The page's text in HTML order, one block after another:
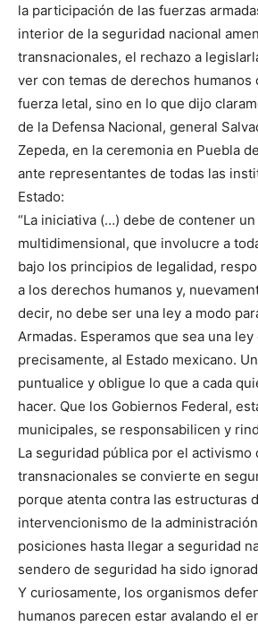
la participación de las fuerzas
interior de la seguridad nacional
transnacionales, el rechazo a
ver con temas de derechos humanos
fuerza letal, sino en lo que dijo
de la Defensa Nacional, general
Zepeda, en la ceremonia en Puebla
ante representantes de todas las
Estado:
“La iniciativa (…) debe de contener
multidimensional, que involucre a
bajo los principios de legalidad,
a los derechos humanos y,
decir, no debe ser una ley a modo
Armadas. Esperamos que sea una
precisamente, al Estado mexicano.
puntualice y obligue lo que a cada
hacer. Que los Gobiernos Federal,
municipales, se responsabilicen y
La seguridad pública por el activismo
transnacionales se convierte en
porque atenta contra las estructuras
intervencionismo de la
posiciones hasta llegar a seguridad
sendero de seguridad ha sido
Y curiosamente, los organismos
humanos parecen estar avalando el